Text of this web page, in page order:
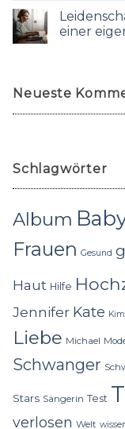
einer
Neueste
Schlagwörter
Album
Frauen Gesund
Haut Hilfe
Jennifer Kate Kim
Liebe Michael
Schwanger
Stars Sängerin Test
verlosen Welt